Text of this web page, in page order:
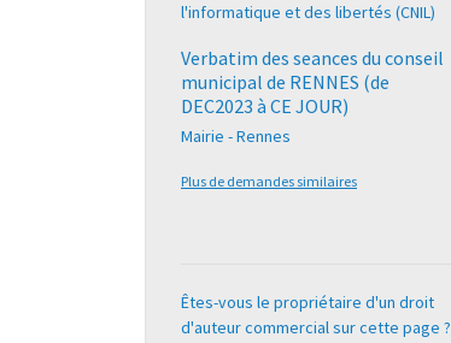
l'informatique et des libertés (CNIL)
Verbatim des seances du conseil
municipal de RENNES (de
DEC2023 à CE JOUR)
Mairie - Rennes
Plus de demandes similaires
Êtes-vous le propriétaire d'un droit
d'auteur commercial sur cette page ?